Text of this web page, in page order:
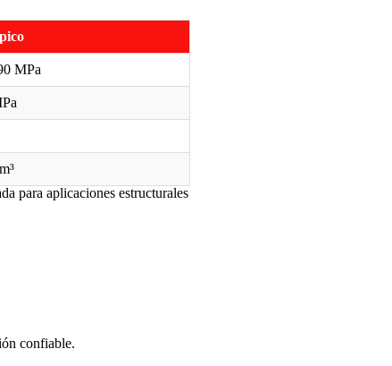
MPa
para aplicaciones estructurales
confiable.